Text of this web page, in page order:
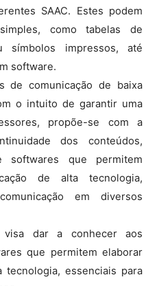
SAAC. Estes podem
como tabelas de
símbolos impressos, até
software.
de comunicação de baixa
o intuito de garantir uma
propõe-se com a
dos conteúdos,
softwares que permitem
de alta tecnologia,
em diversos
dar a conhecer aos
que permitem elaborar
tecnologia, essenciais para